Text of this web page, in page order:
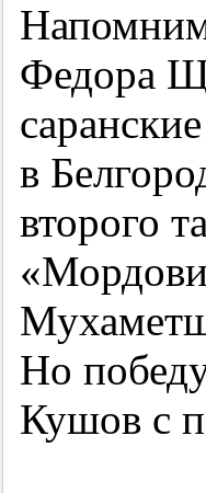
Федора
в
второго
Но
Кушов с